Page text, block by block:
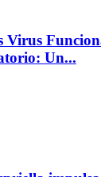
Virus
Un...